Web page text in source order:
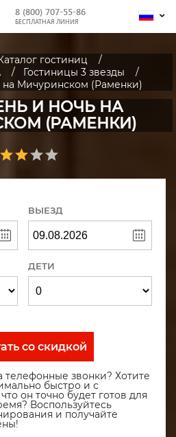
8 (800) 707-55-86
БЕСПЛАТНАЯ ЛИНИЯ
гостиниц
Гостиницы 3 звезды
Мичуринском (Раменки)
И НОЧЬ НА
(РАМЕНКИ)
ВЫЕЗД
ДЕТИ
со скидкой
телефонные звонки? Хотите
быстро и с
он точно будет готов для
Воспользуйтесь
и получайте